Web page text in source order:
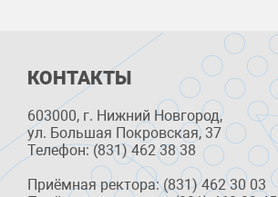
КОНТАКТЫ
603000, г. Нижний Новгород,
ул. Большая Покровская, 37
Телефон: (831) 462 38 38
Приёмная ректора: (831) 462 30 03